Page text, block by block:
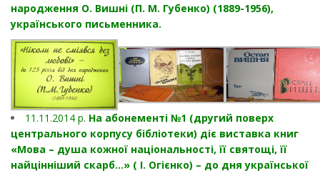
народження О. Вишні (П. М. Губенко) (1889-1956),
українського письменника.
11.11.2014 р. На абонементі №1 (другий поверх
центрального корпусу бібліотеки) діє виставка книг
«Мова – душа кожної національності, її святощі, її
найцінніший скарб…» ( І. Огієнко) – до дня української